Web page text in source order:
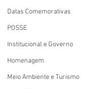
Datas Comemorativas
POSSE
Institucional e Governo
Homenagem
Meio Ambiente e Turismo